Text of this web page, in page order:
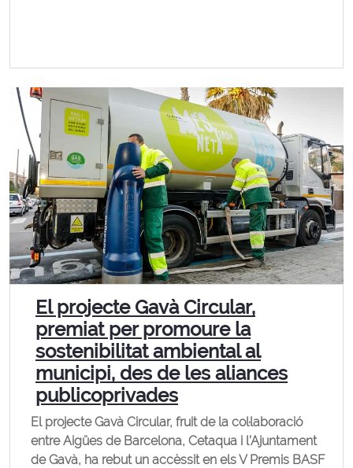
El projecte Gavà Circular,
premiat per promoure la
sostenibilitat ambiental al
municipi, des de les aliances
publicoprivades
El projecte Gavà Circular, fruit de la col·laboració
entre Aigües de Barcelona, Cetaqua i l’Ajuntament
de Gavà, ha rebut un accèssit en els V Premis BASF